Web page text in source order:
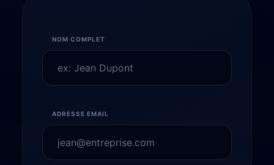
NOM COMPLET
ADRESSE EMAIL